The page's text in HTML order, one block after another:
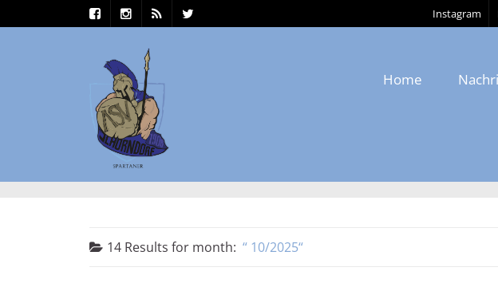
Instagram
Home
14 Results for month: 10/2025